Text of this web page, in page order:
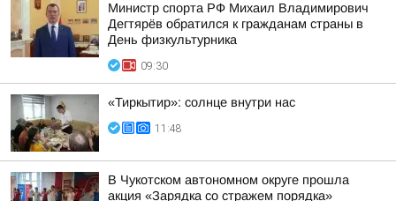
Министр спорта РФ Михаил Владимирович
Дегтярёв обратился к гражданам страны в
День физкультурника
09:30
«Тиркытир»: солнце внутри нас
11:48
В Чукотском автономном округе прошла
акция «Зарядка со стражем порядка»